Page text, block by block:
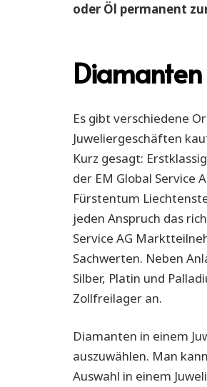
oder Öl permanent
Es gibt verschiedene
Juweliergeschäften
Kurz gesagt:
der EM Global Service
Fürstentum
jeden Anspruch das
Service AG
Sachwerten. Neben
Silber, Platin und
Zollfreilager an.
Diamanten in einem
auszuwählen. Man
Auswahl in einem